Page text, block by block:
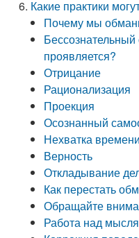
Какие практики
Почему мы
проявляется?
Отрицание
Рационализация
Проекция
Осознанный
Нехватка времени
Верность
Откладывание
Как перестать
Обращайте
Работа над